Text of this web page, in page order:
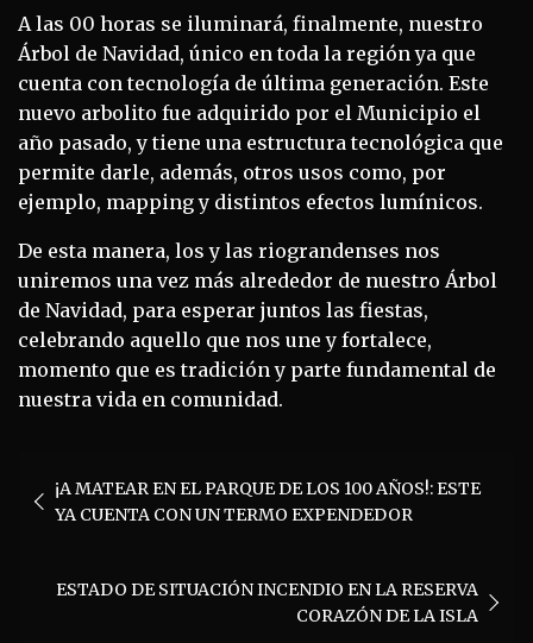
A las 00 horas se iluminará, finalmente, nuestro
Árbol de Navidad, único en toda la región ya que
cuenta con tecnología de última generación. Este
nuevo arbolito fue adquirido por el Municipio el
año pasado, y tiene una estructura tecnológica que
permite darle, además, otros usos como, por
ejemplo, mapping y distintos efectos lumínicos.
De esta manera, los y las riograndenses nos
uniremos una vez más alrededor de nuestro Árbol
de Navidad, para esperar juntos las fiestas,
celebrando aquello que nos une y fortalece,
momento que es tradición y parte fundamental de
nuestra vida en comunidad.
de ¡A MATEAR EN EL PARQUE DE LOS 100 AÑOS!: ESTE
YA CUENTA CON UN TERMO EXPENDEDOR
ESTADO DE SITUACIÓN INCENDIO EN LA RESERVA
CORAZÓN DE LA ISLA